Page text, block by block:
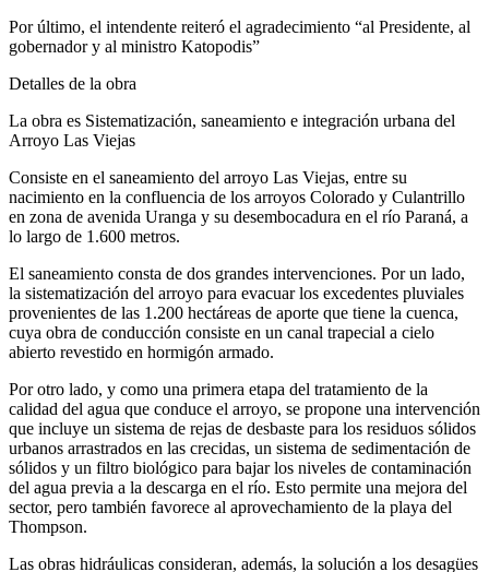
Por último, el intendente reiteró el agradecimiento “al Presidente, al
gobernador y al ministro Katopodis”
Detalles de la obra
La obra es Sistematización, saneamiento e integración urbana del
Arroyo Las Viejas
Consiste en el saneamiento del arroyo Las Viejas, entre su
nacimiento en la confluencia de los arroyos Colorado y Culantrillo
en zona de avenida Uranga y su desembocadura en el río Paraná, a
lo largo de 1.600 metros.
El saneamiento consta de dos grandes intervenciones. Por un lado,
la sistematización del arroyo para evacuar los excedentes pluviales
provenientes de las 1.200 hectáreas de aporte que tiene la cuenca,
cuya obra de conducción consiste en un canal trapecial a cielo
abierto revestido en hormigón armado.
Por otro lado, y como una primera etapa del tratamiento de la
calidad del agua que conduce el arroyo, se propone una intervención
que incluye un sistema de rejas de desbaste para los residuos sólidos
urbanos arrastrados en las crecidas, un sistema de sedimentación de
sólidos y un filtro biológico para bajar los niveles de contaminación
del agua previa a la descarga en el río. Esto permite una mejora del
sector, pero también favorece al aprovechamiento de la playa del
Thompson.
Las obras hidráulicas consideran, además, la solución a los desagües